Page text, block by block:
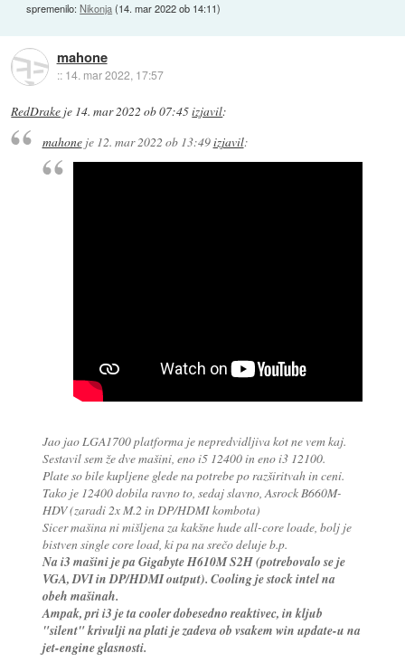
spremenilo:Nikonja(14. mar 2022 ob 14:11)
mahone
:: 14. mar 2022, 17:57
RedDrake je 14. mar 2022 ob 07:45izjavil:
mahoneje 12. mar 2022 ob 13:49izjavil:
Jao jao LGA1700 platforma je nepredvidljiva kot ne vem kaj.
Sestavil sem že dve mašini, eno i5 12400 in eno i3 12100.
Plate so bile kupljene glede na potrebe po razširitvah in ceni.
Tako je 12400 dobila ravno to, sedaj slavno, Asrock B660M-
HDV (zaradi 2x M.2 in DP/HDMI kombota)
Sicer mašina ni mišljena za kakšne hude all-core loade, bolj je
bistven single core load, ki pa na srečo deluje b.p.
Na i3 mašini je pa Gigabyte H610M S2H (potrebovalo se je
VGA, DVI in DP/HDMI output). Cooling je stock intel na
obeh mašinah.
Ampak, pri i3 je ta cooler dobesedno reaktivec, in kljub
"silent" krivulji na plati je zadeva ob vsakem win update-u na
jet-engine glasnosti.